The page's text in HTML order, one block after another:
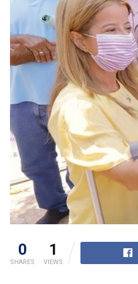
0
SHARES
1
VIEWS